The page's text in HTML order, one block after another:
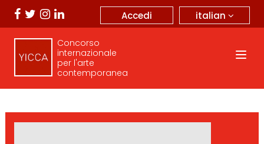
italian
Accedi
Concorso
internazionale
per l'arte
contemporanea